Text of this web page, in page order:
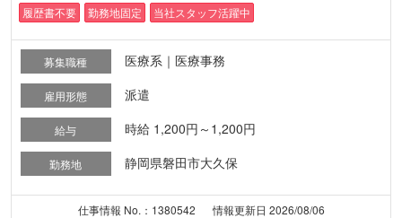
履歴書不要
勤務地固定 当社スタッフ活躍中
募集職種 医療系｜医療事務
雇用形態 派遣
給与 時給 1,200円～1,200円
勤務地 静岡県磐田市大久保
仕事情報 No.：1380542
情報更新日 2026/08/06